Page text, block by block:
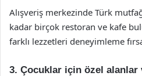
Alışveriş merkezinde Türk
kadar birçok restoran ve kafe
farklı lezzetleri deneyimleme
3. Çocuklar için özel alanlar